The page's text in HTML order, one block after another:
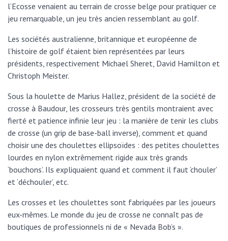
l’Ecosse venaient au terrain de crosse belge pour pratiquer ce
jeu remarquable, un jeu très ancien ressemblant au golf.
Les sociétés australienne, britannique et européenne de
l’histoire de golf étaient bien représentées par leurs
présidents, respectivement Michael Sheret, David Hamilton et
Christoph Meister.
Sous la houlette de Marius Hallez, président de la société de
crosse à Baudour, les crosseurs très gentils montraient avec
fierté et patience infinie leur jeu : la manière de tenir les clubs
de crosse (un grip de base-ball inverse), comment et quand
choisir une des choulettes ellipsoïdes : des petites choulettes
lourdes en nylon extrêmement rigide aux très grands
‘bouchons’. Ils expliquaient quand et comment il faut ‘chouler’
et ‘déchouler’, etc.
Les crosses et les choulettes sont fabriquées par les joueurs
eux-mêmes. Le monde du jeu de crosse ne connaît pas de
boutiques de professionnels ni de « Nevada Bob’s ».